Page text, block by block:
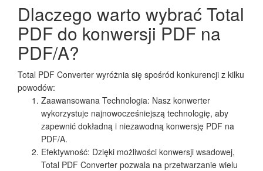
Dlaczego warto wybrać Total
PDF do konwersji PDF na
PDF/A?
Total PDF Converter wyróżnia się spośród konkurencji z kilku
powodów:
Zaawansowana Technologia: Nasz konwerter
wykorzystuje najnowocześniejszą technologię, aby
zapewnić dokładną i niezawodną konwersję PDF na
PDF/A.
Efektywność: Dzięki możliwości konwersji wsadowej,
Total PDF Converter pozwala na przetwarzanie wielu